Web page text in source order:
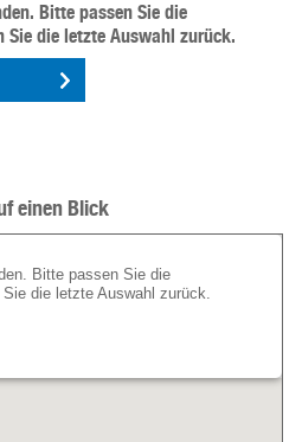
Bitte passen Sie die
Sie die letzte Auswahl zurück.
einen Blick
Bitte passen Sie die
die letzte Auswahl zurück.